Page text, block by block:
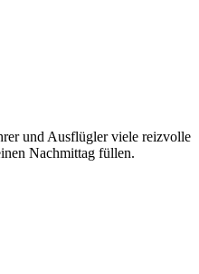
und Ausflügler viele reizvolle
Nachmittag füllen.